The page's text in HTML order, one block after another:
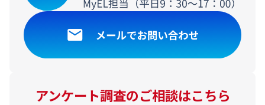
アンケート調査のご相談はこちら